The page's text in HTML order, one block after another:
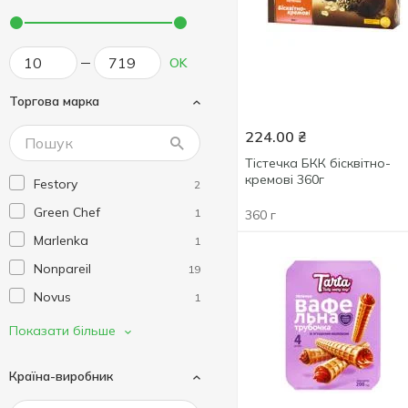
OK
Торгова марка
Festory 2
Green Chef 1
Marlenka 1
Nonpareil 19
Novus 1
Roshen
Vatsak 3
Показати більше
Країна-виробник
224.00 ₴
Тістечка БКК бісквітно-
кремові 360г
360 г